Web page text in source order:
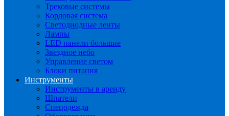
Трековые системы
Кордовая система
Светодиодные ленты
Лампы
LED панели большие
Звездное небо
Управление светом
Блоки питания
Инструменты
Инструменты в аренду
Шпатели
Спецодежда